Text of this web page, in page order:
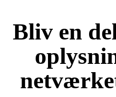
Bliv en